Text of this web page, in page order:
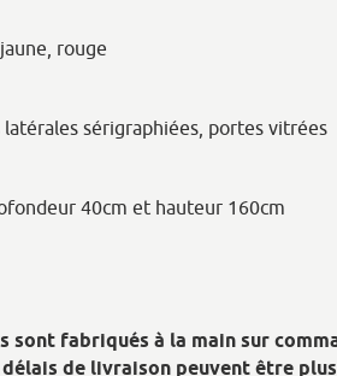
rouge
latérales sérigraphiées, portes vitrées
40cm et hauteur 160cm
sont fabriqués à la main sur
de livraison peuvent être